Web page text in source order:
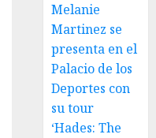
Melanie
Martinez se
presenta en el
Palacio de los
Deportes con
su tour
‘Hades: The